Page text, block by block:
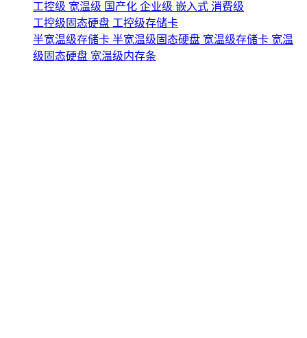
工控级 宽温级 国产化 企业级 嵌入式 消费级
工控级固态硬盘 工控级存储卡
半宽温级存储卡 半宽温级固态硬盘 宽温级存储卡 宽温
级固态硬盘 宽温级内存条